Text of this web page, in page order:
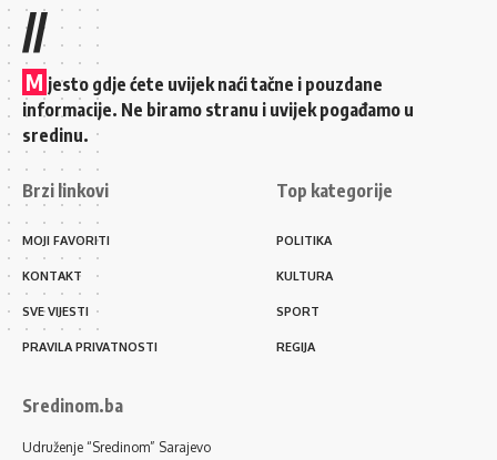
//
M jesto gdje ćete uvijek naći tačne i pouzdane
informacije. Ne biramo stranu i uvijek pogađamo u
sredinu.
Brzi linkovi
MOJI FAVORITI
KONTAKT
SVE VIJESTI
PRAVILA PRIVATNOSTI
Top kategorije
POLITIKA
KULTURA
SPORT
REGIJA
Sredinom.ba
Udruženje “Sredinom” Sarajevo